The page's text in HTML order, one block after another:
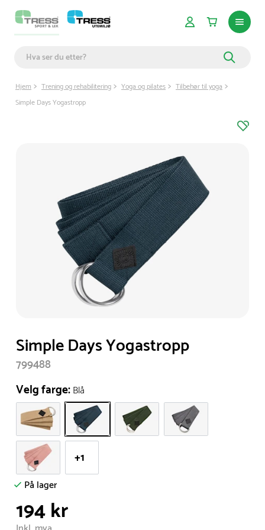
Hjem Trening og rehabilitering Yoga og pilates
Tilbehør til yoga
Simple Days Yogastropp
1
of
1
Simple Days Yogastropp
799488
Velg farge:Blå
+1
På lager
194 kr